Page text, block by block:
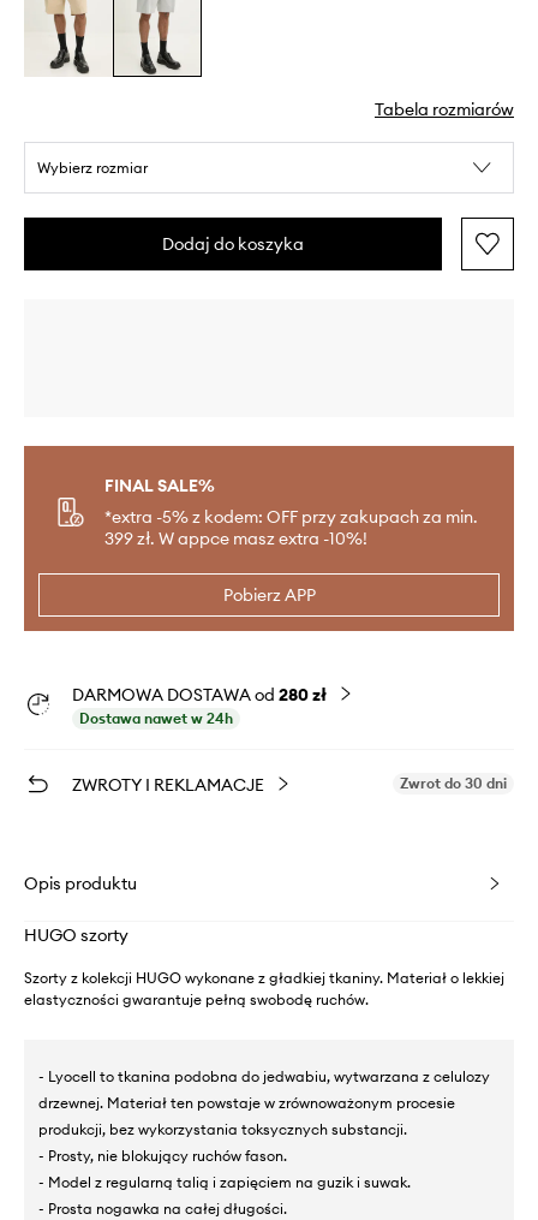
Tabela rozmiarów
Wybierz rozmiar
Dodaj do koszyka
FINAL SALE%
*extra -5% z kodem: OFF przy zakupach za min.
399 zł. W appce masz extra -10%!
Pobierz APP
DARMOWA DOSTAWA od 280 zł
Dostawa nawet w 24h
ZWROTY I REKLAMACJE Zwrot do 30 dni
Opis produktu
HUGO szorty
Szorty z kolekcji HUGO wykonane z gładkiej tkaniny. Materiał o lekkiej
elastyczności gwarantuje pełną swobodę ruchów.
- Lyocell to tkanina podobna do jedwabiu, wytwarzana z celulozy
drzewnej. Materiał ten powstaje w zrównoważonym procesie
produkcji, bez wykorzystania toksycznych substancji.
- Prosty, nie blokujący ruchów fason.
- Model z regularną talią i zapięciem na guzik i suwak.
- Prosta nogawka na całej długości.